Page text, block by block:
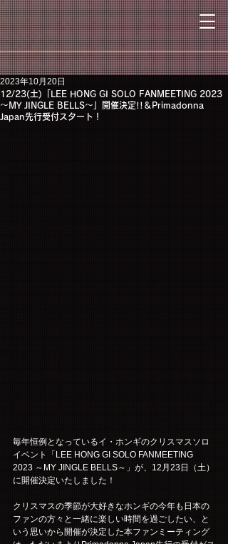
12/23(土)「LEE HONG GI SOLO FANMEETING 2023
～MY JINGLE BELLS～」開催決定!!＆Primadonna
Japan先行受付スタート！
2023年10月20日
毎年恒例となっているイ・ホンギのクリスマスソロ
イベント「LEE HONG GI SOLO FANMEETING
2023 ～MY JINGLE BELLS～」が、12月23日（土）
に開催決定いたしました！
クリスマスの季節が大好きなホンギの今年も日本の
ファンの方々と一緒に楽しい時間を過ごしたい、と
いう思いから開催が決定した本ファンミーティング